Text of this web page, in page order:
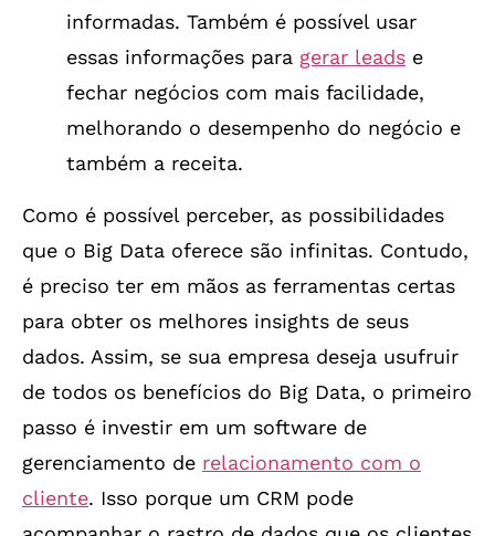
informadas. Também é possível usar
essas informações para gerar leads e
fechar negócios com mais facilidade,
melhorando o desempenho do negócio e
também a receita.
Como é possível perceber, as possibilidades
que o Big Data oferece são infinitas. Contudo,
é preciso ter em mãos as ferramentas certas
para obter os melhores insights de seus
dados. Assim, se sua empresa deseja usufruir
de todos os benefícios do Big Data, o primeiro
passo é investir em um software de
gerenciamento de relacionamento com o
cliente. Isso porque um CRM pode